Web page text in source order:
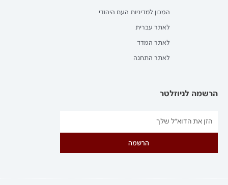
המכון למדיניות העם היהודי
לאתר עברית
לאתר המדד
לאתר התחנה
הרשמה לניוזלטר
הרשמה